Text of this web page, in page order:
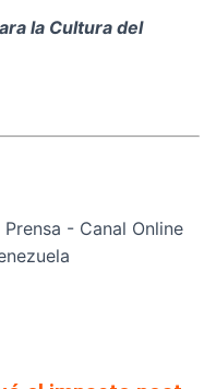
la Cultura del
- Canal Online